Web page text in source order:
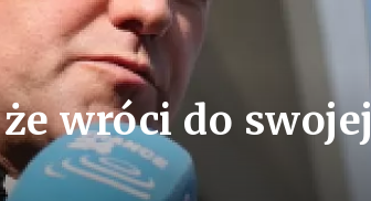
wróci do swojej